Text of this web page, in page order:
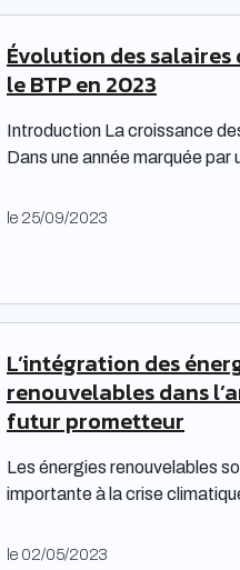
Évolution des salaires
le BTP en 2023
Introduction La croissance
Dans une année marquée par
générosité en matière de
main à la poche », relève le
le 25/09/2023
L’intégration des
renouvelables dans
futur prometteur
Les énergies renouvelables
importante à la crise
pour limiter l’impact
le 02/05/2023